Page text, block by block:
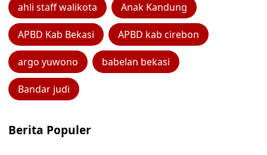
ahli staff walikota Anak Kandung
APBD Kab Bekasi APBD kab cirebon
argo yuwono babelan bekasi
Bandar judi
Berita Populer